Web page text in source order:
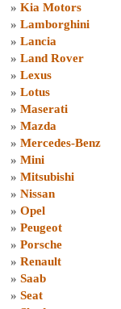
» Kia Motors
» Lamborghini
» Lancia
» Land Rover
» Lexus
» Lotus
» Maserati
» Mazda
» Mercedes-Benz
» Mini
» Mitsubishi
» Nissan
» Opel
» Peugeot
» Porsche
» Renault
» Saab
» Seat